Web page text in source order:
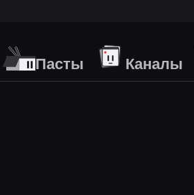
Пасты Каналы